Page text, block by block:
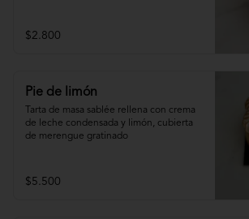
$2.800
Pie de limón
Tarta de masa sablée rellena con crema
de leche condensada y limón, cubierta
de merengue gratinado
$5.500